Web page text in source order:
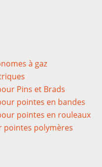
à gaz
Pins et Brads
pointes en bandes
pointes en rouleaux
pointes polymères